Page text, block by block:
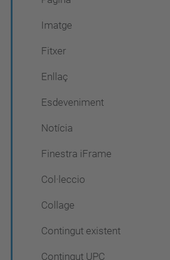
Imatge
Fitxer
Enllaç
Esdeveniment
Notícia
Finestra iFrame
Col·leccio
Collage
Contingut existent
Contingut UPC